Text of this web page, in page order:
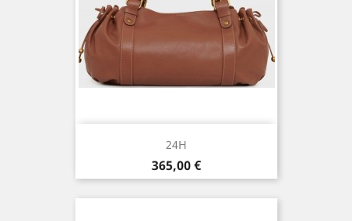
24H
Prix
365,00 €